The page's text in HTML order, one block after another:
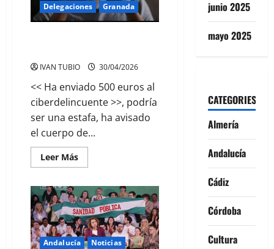
Delegaciones Granada
IVAN TUBIO 30/04/2026
<< Ha enviado 500 euros al
ciberdelincuente >>, podría
ser una estafa, ha avisado
el cuerpo de...
Leer MásLeer
más
LA
POLICIA
LOCAL
DE
MARACENA
ESTA
AVISANDO
Andalucía Noticias
junio 2025
mayo 2025
CATEGORIES
Almería
Andalucía
Cádiz
Córdoba
Cultura